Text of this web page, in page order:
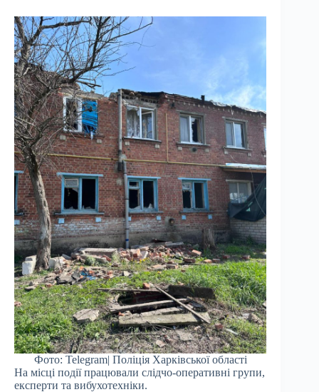
Фото: Telegram| Поліція Харківської області
На місці події працювали слідчо-оперативні групи,
експерти та вибухотехніки.